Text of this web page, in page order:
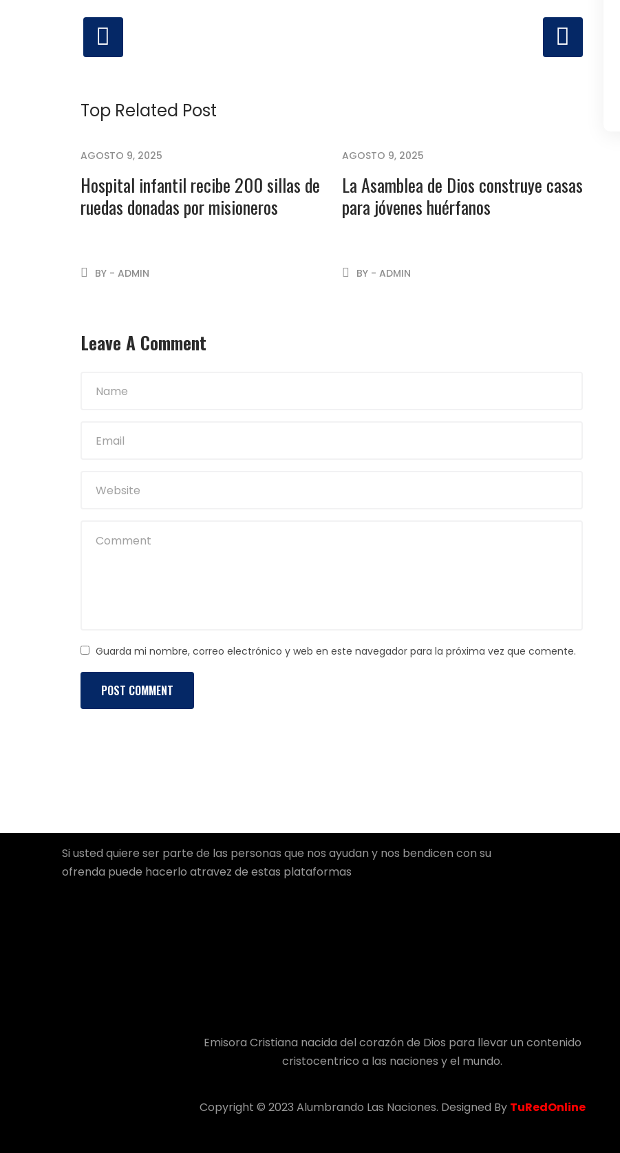
Top Related Post
AGOSTO 9, 2025
Hospital infantil recibe 200 sillas de
ruedas donadas por misioneros
BY - ADMIN
AGOSTO 9, 2025
La Asamblea de Dios construye casas
para jóvenes huérfanos
BY - ADMIN
Leave A Comment
Guarda mi nombre, correo electrónico y web en este navegador para la próxima vez que comente.
Si usted quiere ser parte de las personas que nos ayudan y nos bendicen con su
ofrenda puede hacerlo atravez de estas plataformas
Emisora Cristiana nacida del corazón de Dios para llevar un contenido
cristocentrico a las naciones y el mundo.
Copyright © 2023 Alumbrando Las Naciones. Designed By TuRedOnline